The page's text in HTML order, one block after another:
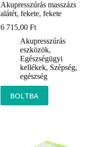
Akupresszúrás masszázs
alátét, fekete, fekete
6 715,00Ft
Akupresszúrás
eszközök,
Egészségügyi
kellékek, Szépség,
egészség
BOLTBA